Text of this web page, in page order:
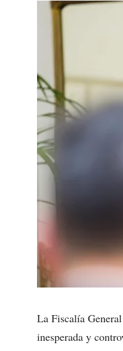
La Fiscalía
inesperada y